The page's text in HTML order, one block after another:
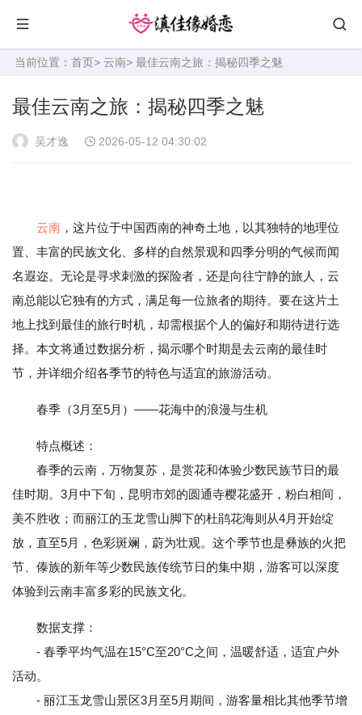
当前位置： 首页> 云南> 最佳云南之旅：揭秘四季之魅
最佳云南之旅：揭秘四季之魅
吴才逸 2026-05-12 04:30:02
云南 ，这片位于中国西南的神奇土地，以其独特的地理位
置、丰富的民族文化、多样的自然景观和四季分明的气候而闻
名遐迩。无论是寻求刺激的探险者，还是向往宁静的旅人，云
南总能以它独有的方式，满足每一位旅者的期待。要在这片土
地上找到最佳的旅行时机，却需根据个人的偏好和期待进行选
择。本文将通过数据分析，揭示哪个时期是去云南的最佳时
节，并详细介绍各季节的特色与适宜的旅游活动。
春季（3月至5月）——花海中的浪漫与生机
特点概述：
春季的云南，万物复苏，是赏花和体验少数民族节日的最
佳时期。3月中下旬，昆明市郊的圆通寺樱花盛开，粉白相间，
美不胜收；而丽江的玉龙雪山脚下的杜鹃花海则从4月开始绽
放，直至5月，色彩斑斓，蔚为壮观。这个季节也是彝族的火把
节、傣族的新年等少数民族传统节日的集中期，游客可以深度
体验到云南丰富多彩的民族文化。
数据支撑：
- 春季平均气温在15°C至20°C之间，温暖舒适，适宜户外
活动。
- 丽江玉龙雪山景区3月至5月期间，游客量相比其他季节增